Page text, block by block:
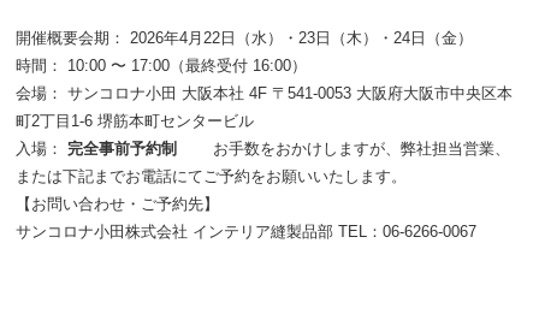
開催概要会期： 2026年4月22日（水）・23日（木）・24日（金）
時間： 10:00 〜 17:00（最終受付 16:00）
会場： サンコロナ小田 大阪本社 4F 〒541-0053 大阪府大阪市中央区本
町2丁目1-6 堺筋本町センタービル
入場：完全事前予約制
お手数をおかけしますが、弊社担当営業、
または下記までお電話にてご予約をお願いいたします。
【お問い合わせ・ご予約先】
サンコロナ小田株式会社 インテリア縫製品部 TEL：06-6266-0067